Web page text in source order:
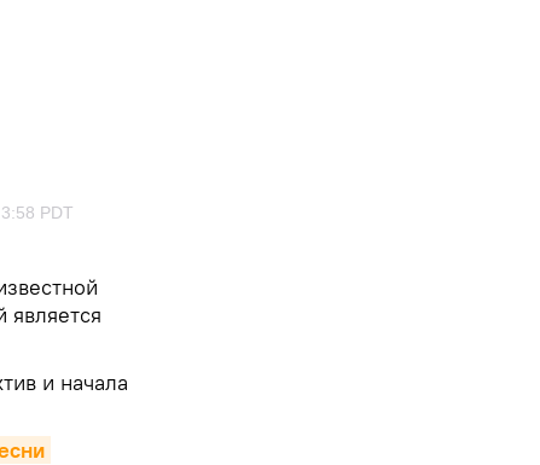
PDT
является
и начала